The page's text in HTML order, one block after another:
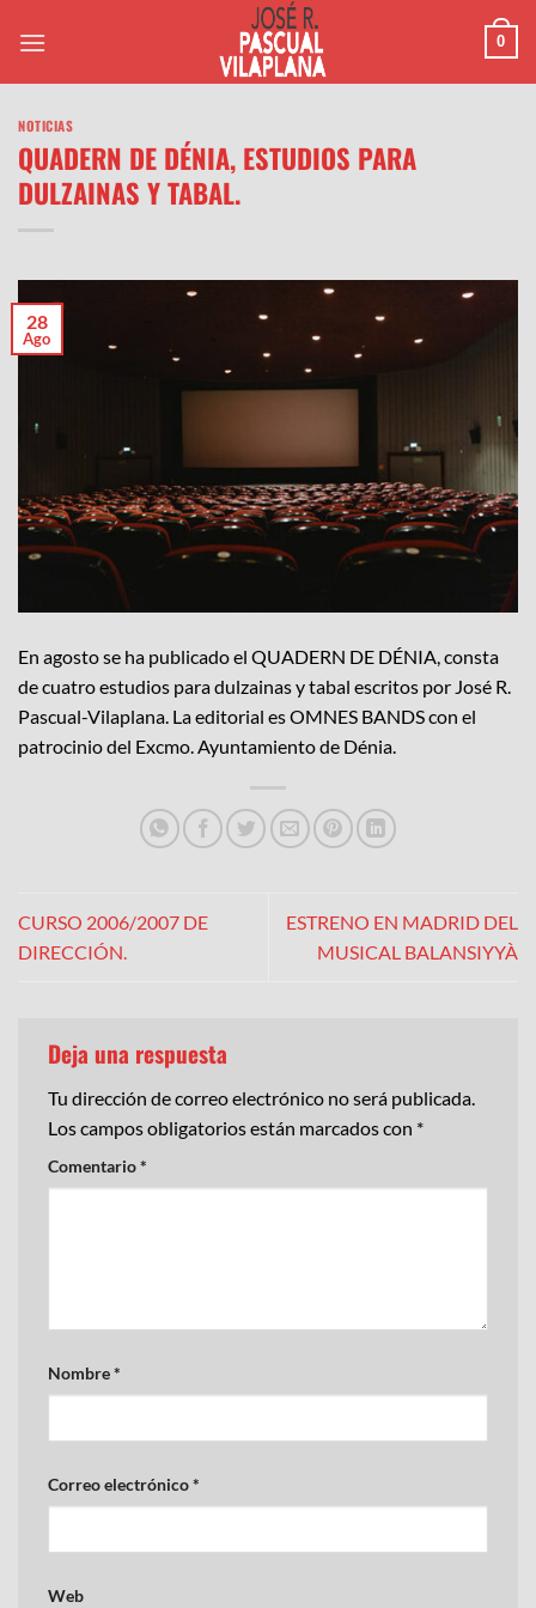
0
NOTICIAS
QUADERN DE DÉNIA, ESTUDIOS PARA
DULZAINAS Y TABAL.
28
Ago
En agosto se ha publicado el QUADERN DE DÉNIA, consta
de cuatro estudios para dulzainas y tabal escritos por José R.
Pascual-Vilaplana. La editorial es OMNES BANDS con el
patrocinio del Excmo. Ayuntamiento de Dénia.
CURSO 2006/2007 DE
DIRECCIÓN.
ESTRENO EN MADRID DEL
MUSICAL BALANSIYYÀ
Deja una respuesta
Tu dirección de correo electrónico no será publicada.
Los campos obligatorios están marcados con *
Comentario*
Nombre*
Correo electrónico*
Web